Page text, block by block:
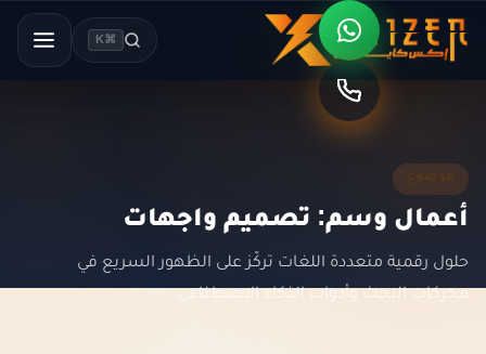
⌘K
أعمال وسم: تصميم واجهات
حلول رقمية متعددة اللغات تركّز على الظهور السريع في
محركات البحث وأدوات الذكاء الاصطناعي.